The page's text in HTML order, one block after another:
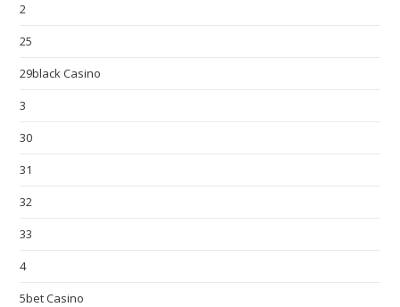
2
25
29black Casino
3
30
31
32
33
4
5bet Casino